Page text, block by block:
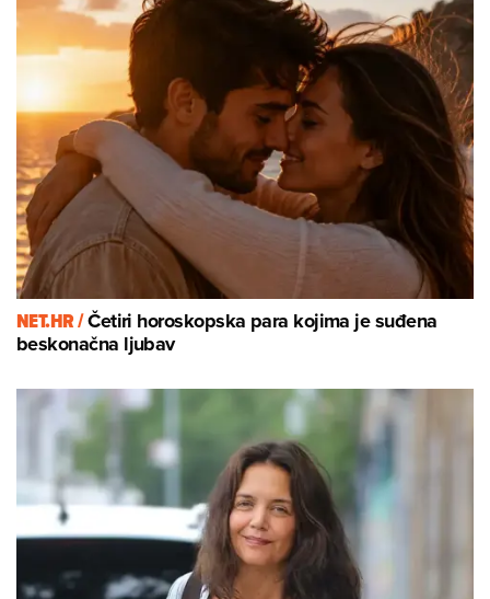
NET.HR /Četiri horoskopska para kojima je suđena
beskonačna ljubav